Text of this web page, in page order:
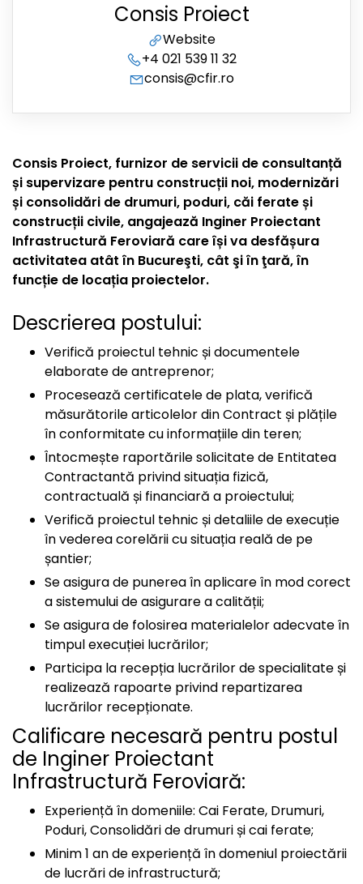
Consis Proiect
Website
+4 021 539 11 32
consis@cfir.ro
Consis Proiect, furnizor de servicii de consultanță
și supervizare pentru construcții noi, modernizări
și consolidări de drumuri, poduri, căi ferate și
construcții civile, angajează Inginer Proiectant
Infrastructură Feroviară care își va desfășura
activitatea atât în Bucureşti, cât şi în ţară, în
funcție de locația proiectelor.
Descrierea postului:
Verifică proiectul tehnic și documentele
elaborate de antreprenor;
Procesează certificatele de plata, verifică
măsurătorile articolelor din Contract și plățile
în conformitate cu informațiile din teren;
Întocmește raportările solicitate de Entitatea
Contractantă privind situația fizică,
contractuală și financiară a proiectului;
Verifică proiectul tehnic și detaliile de execuție
în vederea corelării cu situația reală de pe
șantier;
Se asigura de punerea în aplicare în mod corect
a sistemului de asigurare a calității;
Se asigura de folosirea materialelor adecvate în
timpul execuției lucrărilor;
Participa la recepția lucrărilor de specialitate și
realizează rapoarte privind repartizarea
lucrărilor recepționate.
Calificare necesară pentru postul
de Inginer Proiectant
Infrastructură Feroviară:
Experiență în domeniile: Cai Ferate, Drumuri,
Poduri, Consolidări de drumuri și cai ferate;
Minim 1 an de experiență în domeniul proiectării
de lucrări de infrastructură;